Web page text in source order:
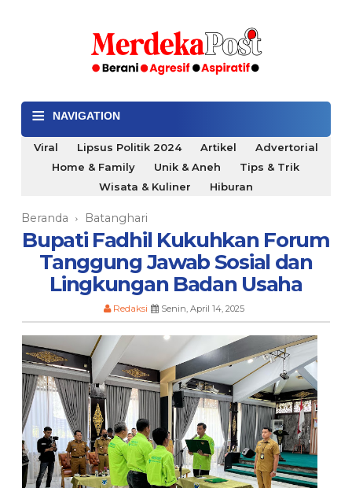
≡ NAVIGATION
Viral Lipsus Politik 2024 Artikel
Advertorial
Home & Family
Unik & Aneh
Tips & Trik
Wisata & Kuliner
Hiburan
Beranda › Batanghari
Bupati Fadhil Kukuhkan Forum
Tanggung Jawab Sosial dan
Lingkungan Badan Usaha
Redaksi Senin, April 14, 2025